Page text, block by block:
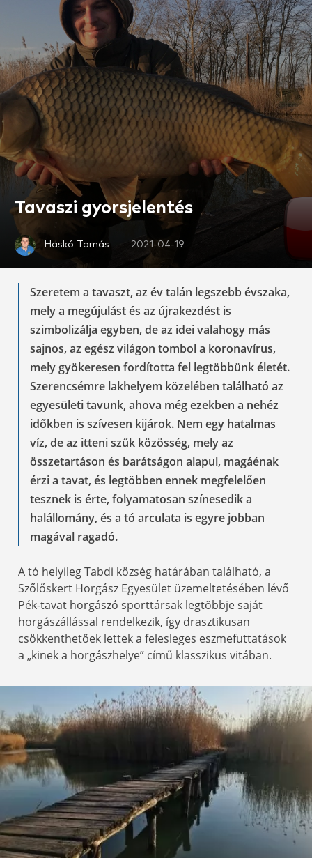
Tavaszi gyorsjelentés
Haskó Tamás 2021-04-19
Szeretem a tavaszt, az év talán legszebb évszaka,
mely a megújulást és az újrakezdést is
szimbolizálja egyben, de az idei valahogy más
sajnos, az egész világon tombol a koronavírus,
mely gyökeresen fordította fel legtöbbünk életét.
Szerencsémre lakhelyem közelében található az
egyesületi tavunk, ahova még ezekben a nehéz
időkben is szívesen kijárok. Nem egy hatalmas
víz, de az itteni szűk közösség, mely az
összetartáson és barátságon alapul, magáénak
érzi a tavat, és legtöbben ennek megfelelően
tesznek is érte, folyamatosan színesedik a
halállomány, és a tó arculata is egyre jobban
magával ragadó.
A tó helyileg Tabdi község határában található, a
Szőlőskert Horgász Egyesület üzemeltetésében lévő
Pék-tavat horgászó sporttársak legtöbbje saját
horgászállással rendelkezik, így drasztikusan
csökkenthetőek lettek a felesleges eszmefuttatások
a „kinek a horgászhelye” című klasszikus vitában.